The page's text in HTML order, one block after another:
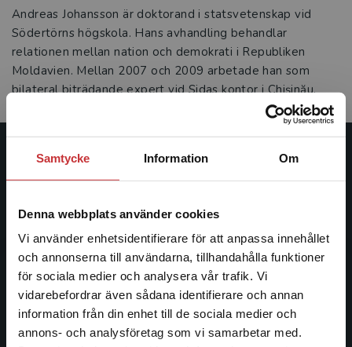
Samtycke Information Om
Denna webbplats använder cookies
Vi använder enhetsidentifierare för att anpassa innehållet
och annonserna till användarna, tillhandahålla funktioner
för sociala medier och analysera vår trafik. Vi
vidarebefordrar även sådana identifierare och annan
information från din enhet till de sociala medier och
annons- och analysföretag som vi samarbetar med.
Begränsad fraktregion
Andreas Johansson är doktorand i statsvetenskap vid
Södertörns högskola. Hans avhandling behandlar
relationen mellan nation och demokrati i Republiken
Moldavien. Mellan 2007 och 2009 arbetade han som
bilateral biträdande expert vid Sidas kontor i Chişinău.
Studentlitteratur
ledande utbildningsförlag. Med läromedel, kurslitteratur,
facklitteratur, utbildningar och digitala
informationstjänster i utbudet, finns Studentlitteratur med
längs hela kunskapsresan.
Kontakta oss